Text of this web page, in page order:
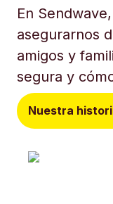
En
asegurarnos
amigos y
segura y
Nuestra